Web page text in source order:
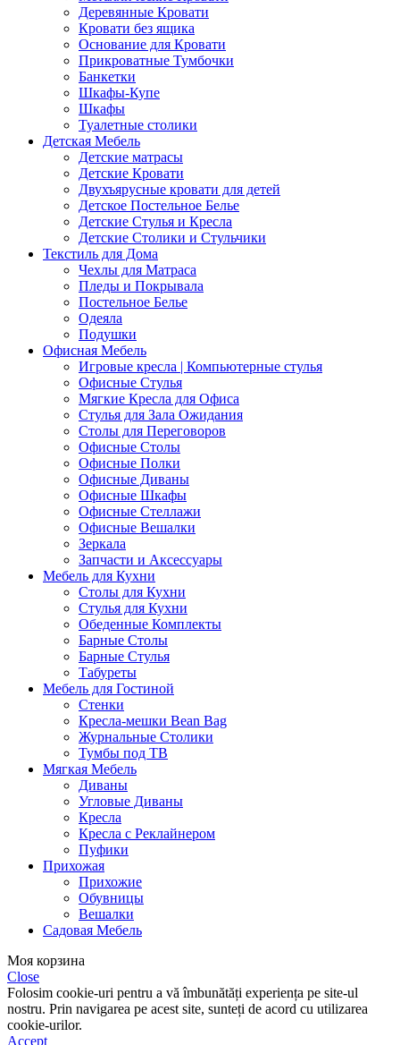
Деревянные Кровати
Кровати без ящика
Основание для Кровати
Прикроватные Тумбочки
Банкетки
Шкафы-Купе
Шкафы
Туалетные столики
Детская Мебель
Детские матрасы
Детские Кровати
Двухъярусные кровати для детей
Детское Постельное Белье
Детские Стулья и Кресла
Детские Столики и Стульчики
Текстиль для Дома
Чехлы для Матраса
Пледы и Покрывала
Постельное Белье
Одеяла
Подушки
Офисная Мебель
Игровые кресла | Компьютерные стулья
Офисные Стулья
Мягкие Кресла для Офиса
Стулья для Зала Ожидания
Столы для Переговоров
Офисные Столы
Офисные Полки
Офисные Диваны
Офисные Шкафы
Офисные Стеллажи
Офисные Вешалки
Зеркала
Запчасти и Аксессуары
Мебель для Кухни
Столы для Кухни
Стулья для Кухни
Обеденные Комплекты
Барные Столы
Барные Стулья
Табуреты
Мебель для Гостиной
Стенки
Кресла-мешки Bean Bag
Журнальные Столики
Тумбы под ТВ
Мягкая Мебель
Диваны
Угловые Диваны
Кресла
Кресла с Реклайнером
Пуфики
Прихожая
Прихожие
Обувницы
Вешалки
Садовая Мебель
Моя корзина
Close
Folosim cookie-uri pentru a vă îmbunătăți experiența pe site-ul
nostru. Prin navigarea pe acest site, sunteți de acord cu utilizarea
cookie-urilor.
Accept